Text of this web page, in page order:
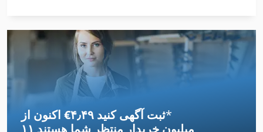
Ga 90 Vsd
Meh 5 2 1 8 B
Mvh 5 1 4 B
اکنون از ‎€۴٫۴۹ ثبت آگهی کنید*